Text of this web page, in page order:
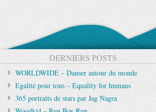
DERNIERS POSTS
WORLDWIDE – Danser autour du monde
Egalité pour tous – Equality for humans
365 portraits de stars par Jag Nagra